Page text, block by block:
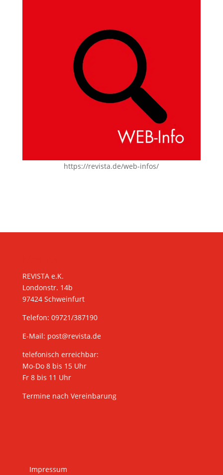
https://revista.de/web-infos/
REVISTA e.K.
Londonstr. 14b
97424 Schweinfurt
Telefon: 09721/387190
E-Mail: post@revista.de
telefonisch erreichbar:
Mo-Do 8 bis 15 Uhr
Fr 8 bis 11 Uhr
Termine nach Vereinbarung
Impressum